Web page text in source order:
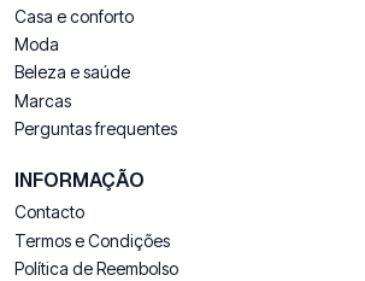
Casa e conforto
Moda
Beleza e saúde
Marcas
Perguntas frequentes
INFORMAÇÃO
Contacto
Termos e Condições
Política de Reembolso